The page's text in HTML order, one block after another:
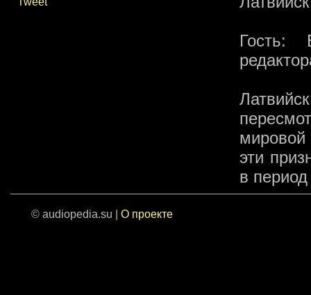
Гость:
мировой
эти
в период
© audiopedia.su | О проекте